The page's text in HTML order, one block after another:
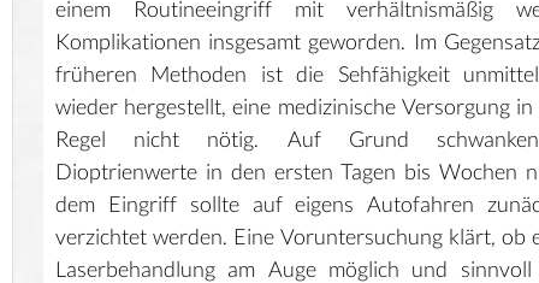
einem Routineeingriff mit verhältnismäßig
Komplikationen insgesamt geworden. Im
früheren Methoden ist die Sehfähigkeit
wieder hergestellt, eine medizinische Versorgung
Regel nicht nötig. Auf Grund
Dioptrienwerte in den ersten Tagen bis Wochen
dem Eingriff sollte auf eigens Autofahren
verzichtet werden. Eine Voruntersuchung klärt, ob
Laserbehandlung am Auge möglich und